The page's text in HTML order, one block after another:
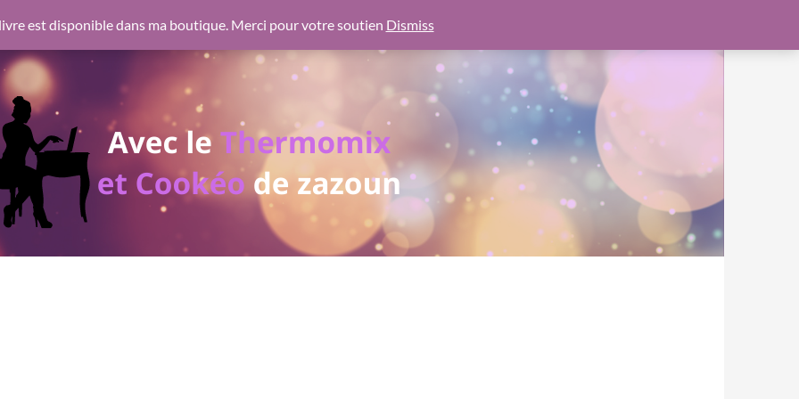
est disponible dans ma boutique. Merci pour votre soutien Dismiss